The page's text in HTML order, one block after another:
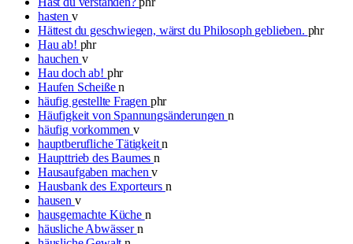
hasten v
Hättest du geschwiegen, wärst du Philosoph geblieben. phr
Hau ab! phr
hauchen v
Hau doch ab! phr
Haufen Scheißen
häufig gestellte Fragen phr
Häufigkeit von Spannungsänderungen n
häufig vorkommenv
hauptberufliche Tätigkeitn
Haupttrieb des Baumesn
Hausaufgaben machenv
Hausbank des Exporteurs n
hausen v
hausgemachte Küche n
häusliche Abwässern